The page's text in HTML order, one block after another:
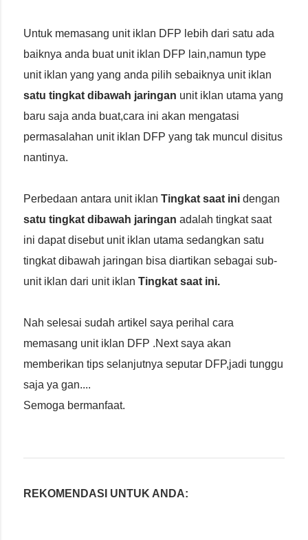
Untuk memasang unit iklan DFP lebih dari satu ada
baiknya anda buat unit iklan DFP lain,namun type
unit iklan yang yang anda pilih sebaiknya unit iklan
satu tingkat dibawah jaringan unit iklan utama yang
baru saja anda buat,cara ini akan mengatasi
permasalahan unit iklan DFP yang tak muncul disitus
nantinya.
Perbedaan antara unit iklan Tingkat saat ini dengan
satu tingkat dibawah jaringan adalah tingkat saat
ini dapat disebut unit iklan utama sedangkan satu
tingkat dibawah jaringan bisa diartikan sebagai sub-
unit iklan dari unit iklan Tingkat saat ini.
Nah selesai sudah artikel saya perihal cara
memasang unit iklan DFP .Next saya akan
memberikan tips selanjutnya seputar DFP,jadi tunggu
saja ya gan....
Semoga bermanfaat.
REKOMENDASI UNTUK ANDA: